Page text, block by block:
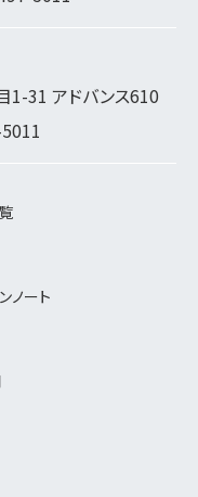
31 アドバンス610
ノート